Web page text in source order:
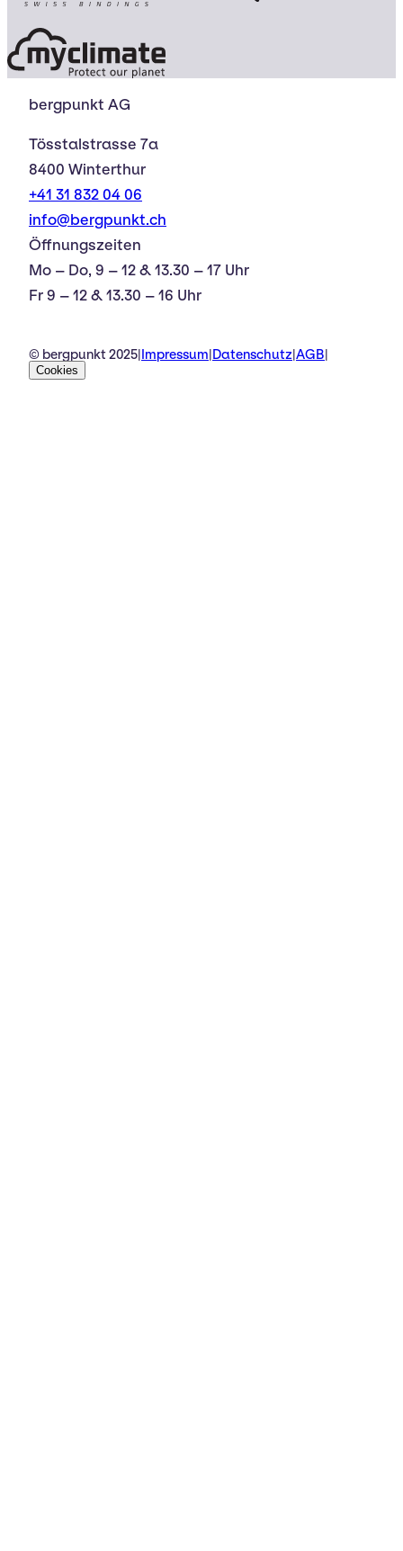
bergpunkt AG
Tösstalstrasse 7a
8400 Winterthur
+41 31 832 04 06
info@bergpunkt.ch
Öffnungszeiten
Mo – Do, 9 – 12 & 13.30 – 17 Uhr
Fr 9 – 12 & 13.30 – 16 Uhr
© bergpunkt 2025 Impressum Datenschutz AGB
Cookies